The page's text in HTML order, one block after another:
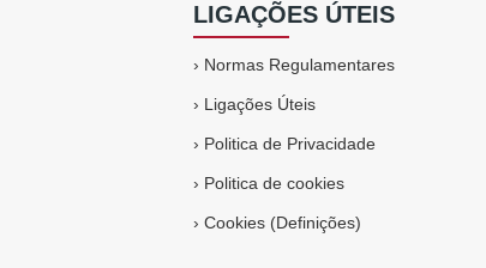
LIGAÇÕES ÚTEIS
› Normas Regulamentares
› Ligações Úteis
› Politica de Privacidade
› Politica de cookies
›Cookies (Definições)